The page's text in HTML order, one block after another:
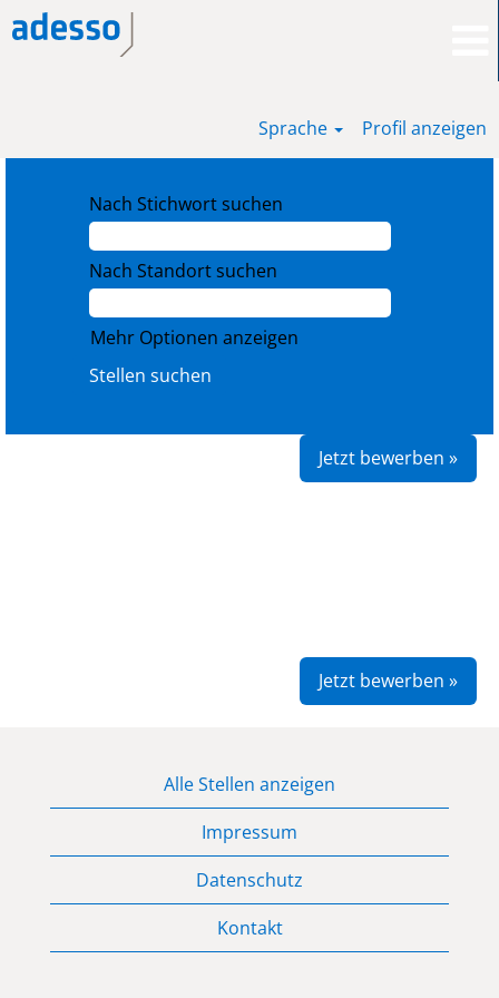
Sprache Profil anzeigen
Nach Stichwort suchen
Nach Standort suchen
Mehr Optionen anzeigen
Jetzt bewerben »
Jetzt bewerben »
Alle Stellen anzeigen
Impressum
Datenschutz
Kontakt